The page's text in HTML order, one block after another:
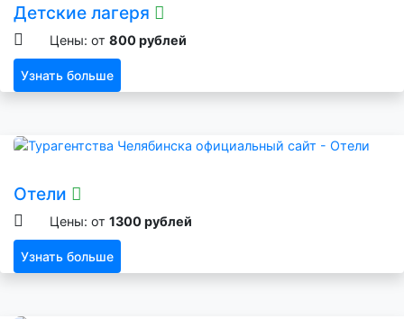
Детские лагеря
Цены: от 800 рублей
Узнать больше
Отели
Цены: от 1300 рублей
Узнать больше